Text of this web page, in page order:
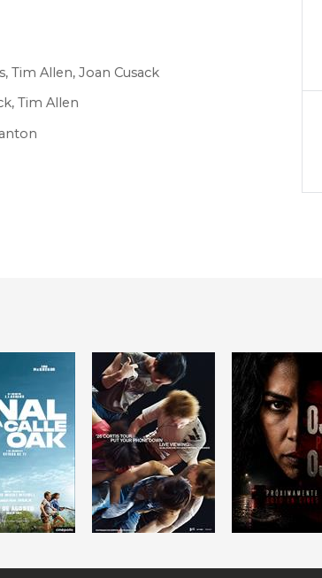
Tim Allen, Joan Cusack
Tim Allen